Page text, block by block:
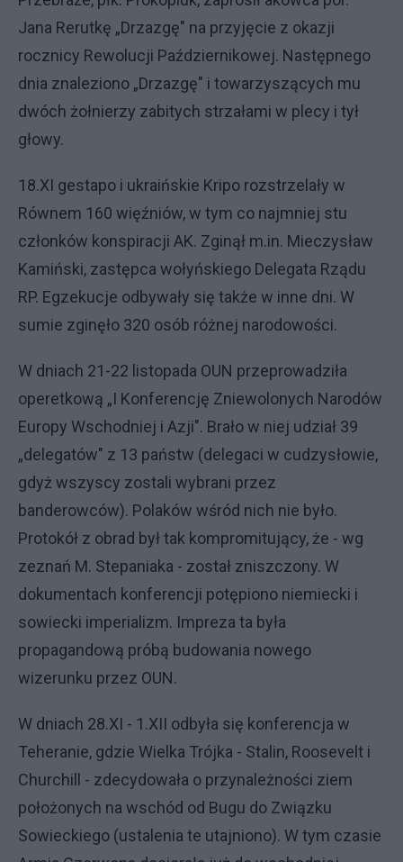
Jana Rerutkę „Drzazgę" na przyjęcie z okazji
rocznicy Rewolucji Październikowej. Następnego
dnia znaleziono „Drzazgę" i towarzyszących mu
dwóch żołnierzy zabitych strzałami w plecy i tył
głowy.
18.XI gestapo i ukraińskie Kripo rozstrzelały w
Równem 160 więźniów, w tym co najmniej stu
członków konspiracji AK. Zginął m.in. Mieczysław
Kamiński, zastępca wołyńskiego Delegata Rządu
RP. Egzekucje odbywały się także w inne dni. W
sumie zginęło 320 osób różnej narodowości.
W dniach 21-22 listopada OUN przeprowadziła
operetkową „I Konferencję Zniewolonych Narodów
Europy Wschodniej i Azji". Brało w niej udział 39
„delegatów" z 13 państw (delegaci w cudzysłowie,
gdyż wszyscy zostali wybrani przez
banderowców). Polaków wśród nich nie było.
Protokół z obrad był tak kompromitujący, że - wg
zeznań M. Stepaniaka - został zniszczony. W
dokumentach konferencji potępiono niemiecki i
sowiecki imperializm. Impreza ta była
propagandową próbą budowania nowego
wizerunku przez OUN.
W dniach 28.XI - 1.XII odbyła się konferencja w
Teheranie, gdzie Wielka Trójka - Stalin, Roosevelt i
Churchill - zdecydowała o przynależności ziem
położonych na wschód od Bugu do Związku
Sowieckiego (ustalenia te utajniono). W tym czasie